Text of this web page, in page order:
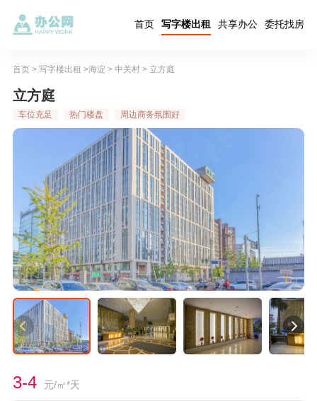
首页 写字楼出租 共享办公 委托找房
首页> 写字楼出租 >海淀 > 中关村> 立方庭
立方庭
车位充足 热门楼盘 周边商务氛围好
3-4 元/㎡*天